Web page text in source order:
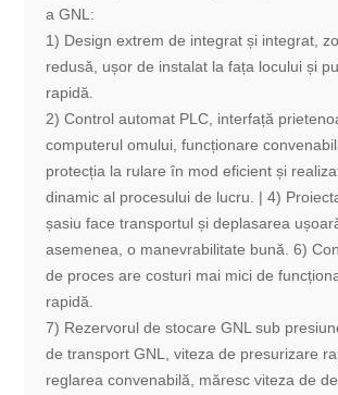
a GNL:
1) Design extrem de integrat și integrat,
redusă, ușor de instalat la fața locului și
rapidă.
2) Control automat PLC, interfață
computerul omului, funcționare
protecția la rulare în mod eficient și
dinamic al procesului de lucru. | 4)
șasiu face transportul și deplasarea
asemenea, o manevrabilitate bună. 6)
de proces are costuri mai mici de
rapidă.
7) Rezervorul de stocare GNL sub
de transport GNL, viteza de presurizare
reglarea convenabilă, măresc viteza de